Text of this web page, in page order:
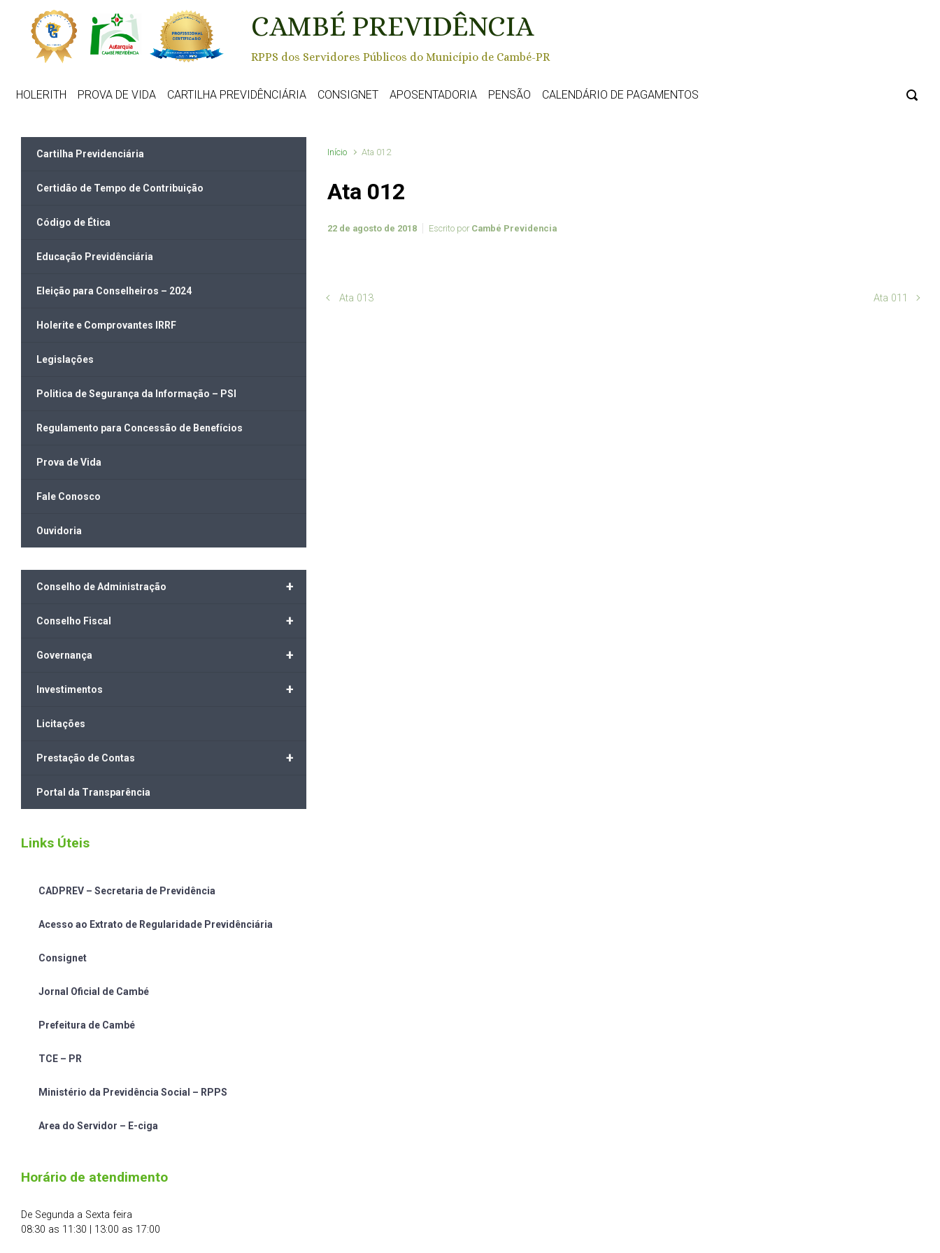
Skip to main content
CAMBÉ PREVIDÊNCIA
RPPS dos Servidores Públicos do Município de Cambé-PR
HOLERITH PROVA DE VIDA CARTILHA PREVIDÊNCIÁRIA CONSIGNET APOSENTADORIA PENSÃO CALENDÁRIO DE PAGAMENTOS
Início Ata 012
Ata 012
22 de agosto de 2018 Escrito por Cambé Previdencia
Ata 013 Ata 011
Cartilha Previdenciária
Certidão de Tempo de Contribuição
Código de Ética
Educação Previdênciária
Eleição para Conselheiros – 2024
Holerite e Comprovantes IRRF
Legislações
Politica de Segurança da Informação – PSI
Regulamento para Concessão de Benefícios
Prova de Vida
Fale Conosco
Ouvidoria
+
Conselho de Administração
+
Conselho Fiscal
+
Governança
+
Investimentos
Licitações
+
Prestação de Contas
Portal da Transparência
Links Úteis
CADPREV – Secretaria de Previdência
Acesso ao Extrato de Regularidade Previdênciária
Consignet
Jornal Oficial de Cambé
Prefeitura de Cambé
TCE – PR
Ministério da Previdência Social – RPPS
Area do Servidor – E-ciga
Horário de atendimento
De Segunda a Sexta feira
08:30 as 11:30 | 13:00 as 17:00